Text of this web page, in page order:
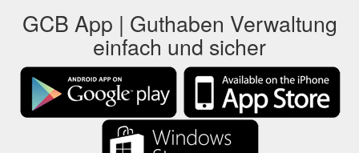
GCB App | Guthaben Verwaltung
einfach und sicher